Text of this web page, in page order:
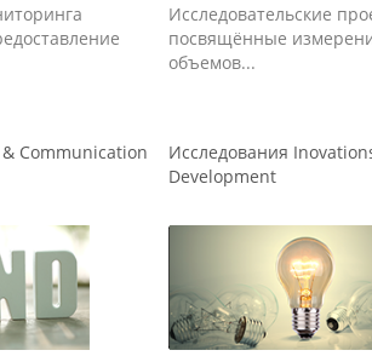
Исследовательские
посвящённые
объемов...
Communication
Исследования
Development